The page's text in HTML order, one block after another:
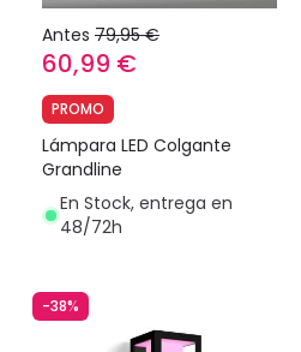
Antes 79,95 €
60,99 €
PROMO
Lámpara LED Colgante
Grandline
En Stock, entrega en
48/72h
-38%